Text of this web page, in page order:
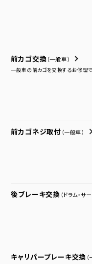
前カゴ交換 （一般車）
一般車の前カゴを交換するお修理で
前カゴネジ取付 （一般車）
後ブレーキ交換 （ドラム・サ
キャリパーブレーキ交換